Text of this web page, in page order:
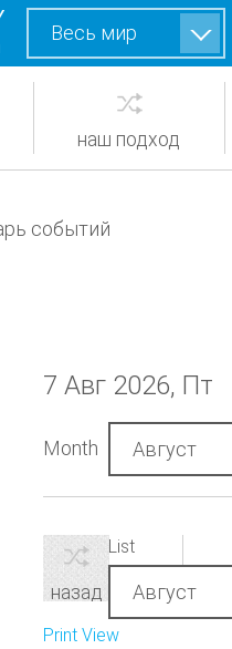
Весь мир
наш подход
событий
7 Авг 2026, Пт
Month Август
назад
View as List
Month Август
Print View